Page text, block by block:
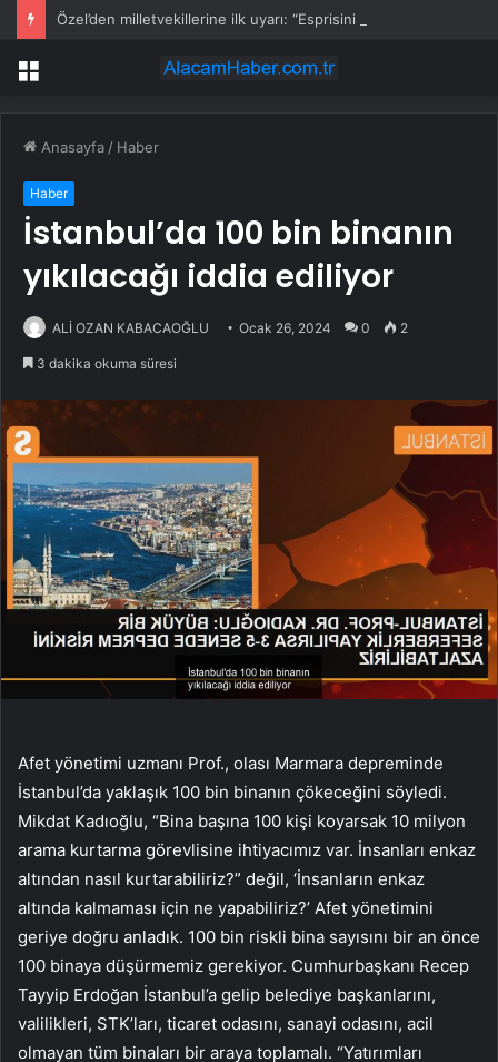
Menü
Anasayfa / Haber
Haber
İstanbul’da 100 bin binanın
yıkılacağı iddia ediliyor
ALİ OZAN KABACAOĞLU Ocak 26, 2024 0 2
3 dakika okuma süresi
Afet yönetimi uzmanı Prof., olası Marmara depreminde
İstanbul’da yaklaşık 100 bin binanın çökeceğini söyledi.
Mikdat Kadıoğlu, “Bina başına 100 kişi koyarsak 10 milyon
arama kurtarma görevlisine ihtiyacımız var. İnsanları enkaz
altından nasıl kurtarabiliriz?” değil, ‘İnsanların enkaz
altında kalmaması için ne yapabiliriz?’ Afet yönetimini
geriye doğru anladık. 100 bin riskli bina sayısını bir an önce
100 binaya düşürmemiz gerekiyor. Cumhurbaşkanı Recep
Tayyip Erdoğan İstanbul’a gelip belediye başkanlarını,
valilikleri, STK’ları, ticaret odasını, sanayi odasını, acil
olmayan tüm binaları bir araya toplamalı. “Yatırımları